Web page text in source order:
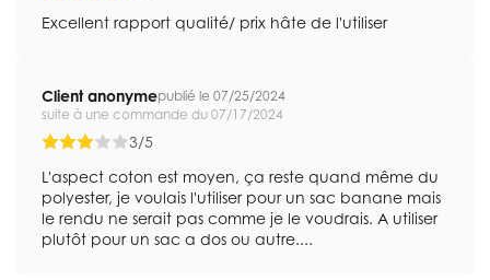
Excellent rapport qualité/ prix hâte de l'utiliser
Client anonymepublié le 07/25/2024
suite à une commande du 07/17/2024
3/5
L'aspect coton est moyen, ça reste quand même du
polyester, je voulais l'utiliser pour un sac banane mais
le rendu ne serait pas comme je le voudrais. A utiliser
plutôt pour un sac a dos ou autre....